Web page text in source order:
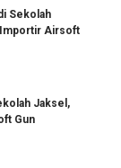
Sekolah
Airsoft
Jaksel,
Gun